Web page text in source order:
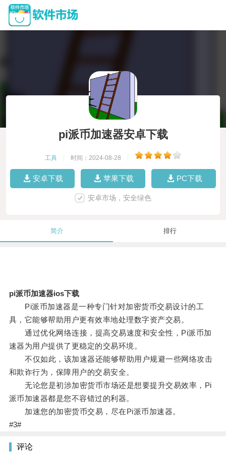
pi派币加速器安卓下载
工具 时间：2024-08-28
安卓下载 苹果下载 PC下载
安卓市场，安全绿色
简介 排行
pi派币加速器ios下载
Pi派币加速器是一种专门针对加密货币交易设计的工
具，它能够帮助用户更有效率地处理数字资产交易。
通过优化网络连接，提高交易速度和安全性，Pi派币加
速器为用户提供了更稳定的交易环境。
不仅如此，该加速器还能够帮助用户规避一些网络攻击
和欺诈行为，保障用户的交易安全。
无论您是初涉加密货币市场还是想要提升交易效率，Pi
派币加速器都是您不容错过的利器。
加速您的加密货币交易，尽在Pi派币加速器。
#3#
评论